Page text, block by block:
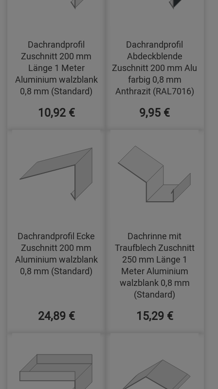
Dachrandprofil
Zuschnitt 200 mm
Länge 1 Meter
Aluminium walzblank
0,8 mm (Standard)
10,92 €
Dachrandprofil
Abdeckblende
Zuschnitt 200 mm Alu
farbig 0,8 mm
Anthrazit (RAL7016)
9,95 €
Dachrandprofil Ecke
Zuschnitt 200 mm
Aluminium walzblank
0,8 mm (Standard)
24,89 €
Dachrinne mit
Traufblech Zuschnitt
250 mm Länge 1
Meter Aluminium
walzblank 0,8 mm
(Standard)
15,29 €